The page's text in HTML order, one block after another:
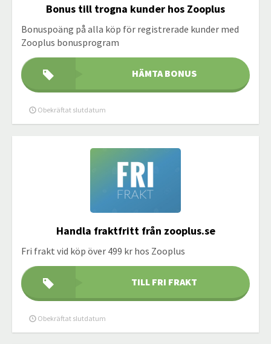
Bonus till trogna kunder hos Zooplus
Bonuspoäng på alla köp för registrerade kunder med
Zooplus bonusprogram
HÄMTA BONUS
Obekräftat slutdatum
Handla fraktfritt från zooplus.se
Fri frakt vid köp över 499 kr hos Zooplus
TILL FRI FRAKT
Obekräftat slutdatum